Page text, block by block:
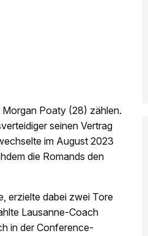
Poaty (28) zählen.
seinen Vertrag
im August 2023
die Romands den
erzielte dabei zwei Tore
Lausanne-Coach
in der Conference-